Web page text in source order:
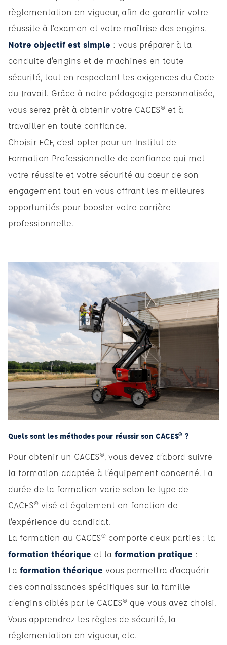
règlementation en vigueur, afin de garantir votre
réussite à l’examen et votre maîtrise des engins.
Notre objectif est simple : vous préparer à la
conduite d’engins et de machines en toute
sécurité, tout en respectant les exigences du Code
du Travail. Grâce à notre pédagogie personnalisée,
vous serez prêt à obtenir votre CACES® et à
travailler en toute confiance.
Choisir ECF, c’est opter pour un Institut de
Formation Professionnelle de confiance qui met
votre réussite et votre sécurité au cœur de son
engagement tout en vous offrant les meilleures
opportunités pour booster votre carrière
professionnelle.
Quels sont les méthodes pour réussir son CACES® ?
Pour obtenir un CACES®, vous devez d’abord suivre
la formation adaptée à l’équipement concerné. La
durée de la formation varie selon le type de
CACES® visé et également en fonction de
l’expérience du candidat.
La formation au CACES® comporte deux parties : la
formation théorique et la formation pratique :
La formation théorique vous permettra d’acquérir
des connaissances spécifiques sur la famille
d’engins ciblés par le CACES® que vous avez choisi.
Vous apprendrez les règles de sécurité, la
réglementation en vigueur, etc.